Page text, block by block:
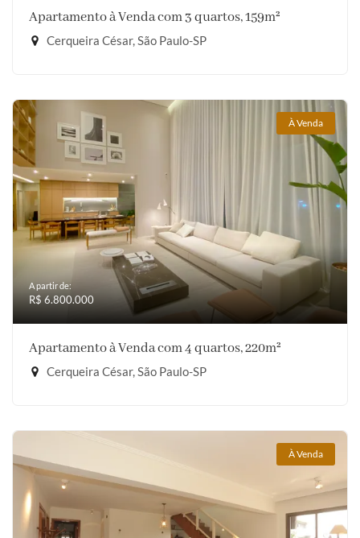
Apartamento à Venda com 3 quartos, 159m²
Cerqueira César, São Paulo-SP
À Venda
A partir de:
R$ 6.800.000
Apartamento à Venda com 4 quartos, 220m²
Cerqueira César, São Paulo-SP
À Venda